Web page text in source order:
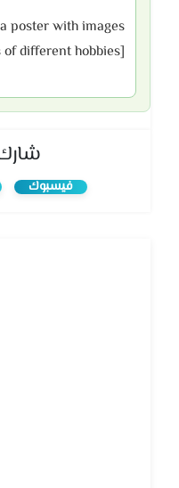
poster with images
different hobbies]
فيسبوك